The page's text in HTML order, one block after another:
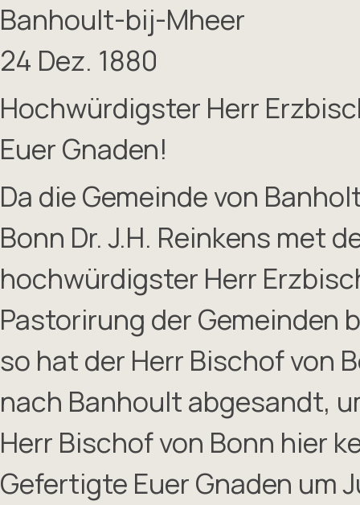
Banhoult-bij-Mheer
24 Dez. 1880
Hochwürdigster Herr
Euer Gnaden!
Da die Gemeinde von
Bonn Dr. J.H. Reinkens met
hochwürdigster Herr
Pastorirung der Gemeinden
so hat der Herr Bischof von
nach Banhoult abgesandt,
Herr Bischof von Bonn hier
Gefertigte Euer Gnaden um